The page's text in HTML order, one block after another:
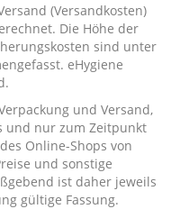
(Versandkosten)
Die Höhe der
sind unter
eHygiene
und Versand,
und nur zum Zeitpunkt
Online-Shops von
und sonstige
ist daher jeweils
gültige Fassung.